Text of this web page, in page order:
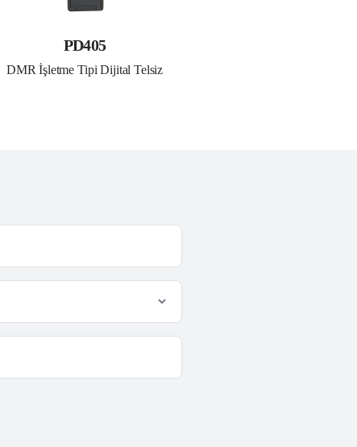
PD405
DMR İşletme Tipi Dijital Telsiz